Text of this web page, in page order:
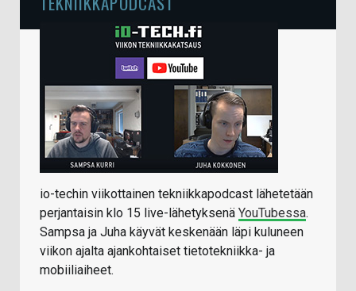
io-techin viikottainen tekniikkapodcast lähetetään
perjantaisin klo 15 live-lähetyksenä YouTubessa.
Sampsa ja Juha käyvät keskenään läpi kuluneen
viikon ajalta ajankohtaiset tietotekniikka- ja
mobiiliaiheet.